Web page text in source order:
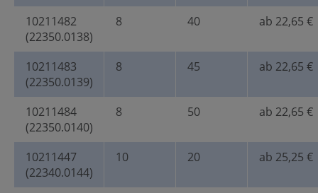
10211482
(22350.0138)
8 40 ab 22,65 €
10211483
(22350.0139)
8 45 ab 22,65 €
10211484
(22350.0140)
8 50 ab 22,65 €
10211447
(22340.0144)
10 20 ab 25,25 €